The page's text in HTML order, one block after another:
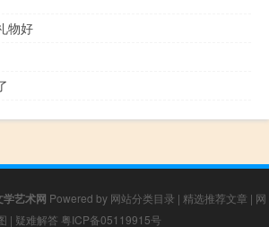
物好
学艺术网 Powered by 网站分类目录 | 精选推荐文章 | 网
| 疑难解答 粤ICP备05119915号